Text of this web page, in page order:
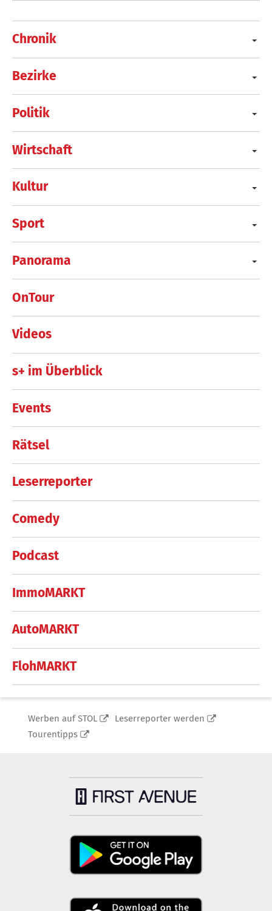
Chronik
Bezirke
Politik
Wirtschaft
Kultur
Sport
Panorama
OnTour
Videos
s+ im Überblick
Events
Rätsel
Leserreporter
Comedy
Podcast
ImmoMARKT
AutoMARKT
FlohMARKT
Werben auf STOL
Leserreporter werden
Tourentipps